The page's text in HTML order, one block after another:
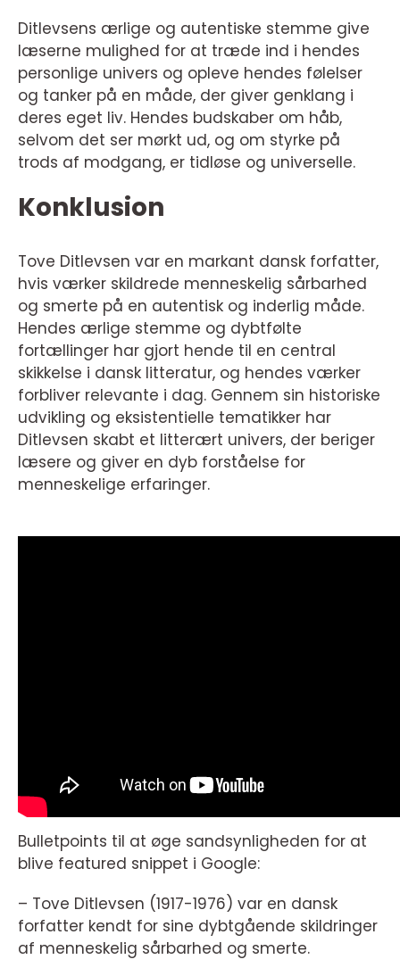
Ditlevsens ærlige og autentiske stemme give
læserne mulighed for at træde ind i hendes
personlige univers og opleve hendes følelser
og tanker på en måde, der giver genklang i
deres eget liv. Hendes budskaber om håb,
selvom det ser mørkt ud, og om styrke på
trods af modgang, er tidløse og universelle.
Konklusion
Tove Ditlevsen var en markant dansk forfatter,
hvis værker skildrede menneskelig sårbarhed
og smerte på en autentisk og inderlig måde.
Hendes ærlige stemme og dybtfølte
fortællinger har gjort hende til en central
skikkelse i dansk litteratur, og hendes værker
forbliver relevante i dag. Gennem sin historiske
udvikling og eksistentielle tematikker har
Ditlevsen skabt et litterært univers, der beriger
læsere og giver en dyb forståelse for
menneskelige erfaringer.
Bulletpoints til at øge sandsynligheden for at
blive featured snippet i Google:
– Tove Ditlevsen (1917-1976) var en dansk
forfatter kendt for sine dybtgående skildringer
af menneskelig sårbarhed og smerte.